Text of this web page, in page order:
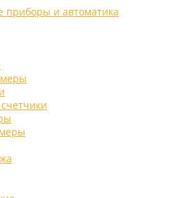
приборы и автоматика